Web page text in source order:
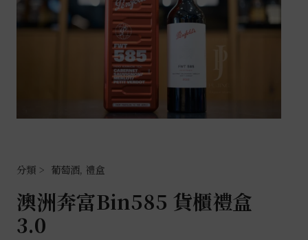
葡萄酒, 禮盒
澳洲奔富Bin585 貨櫃禮盒
3.0